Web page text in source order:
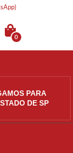
0
PARA
DE SP